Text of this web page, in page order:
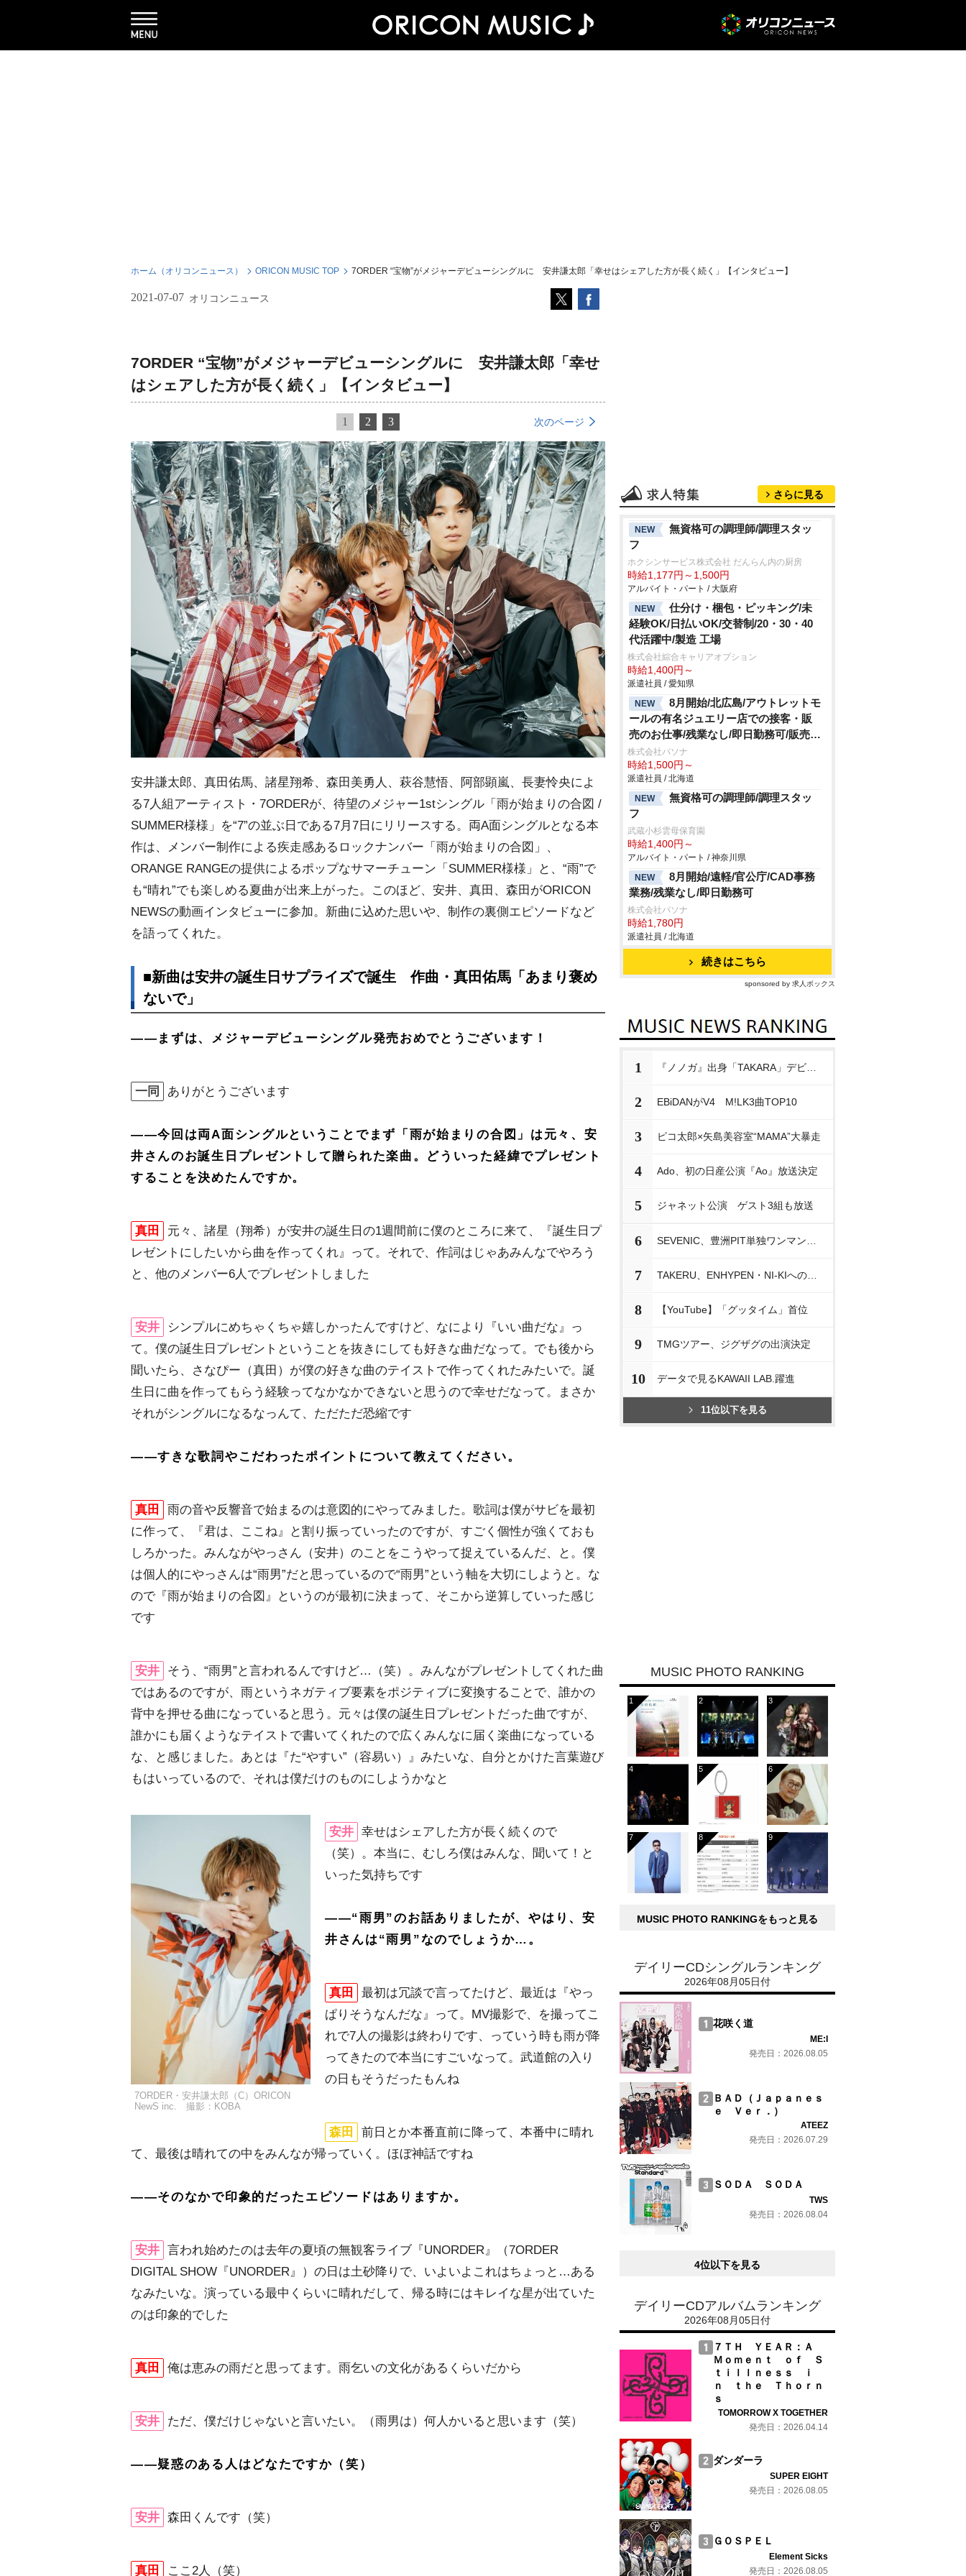
ホーム（オリコンニュース） ORICON MUSIC TOP 7ORDER “宝物”がメジャーデビューシングルに 安井謙太郎「幸せはシェアした方が長く続く」【インタビュー】
2021-07-07 オリコンニュース
7ORDER “宝物”がメジャーデビューシングルに 安井謙太郎「幸せ
はシェアした方が長く続く」【インタビュー】
1 2 3 次のページ
安井謙太郎、真田佑馬、諸星翔希、森田美勇人、萩谷慧悟、阿部顕嵐、長妻怜央によ
る7人組アーティスト・7ORDERが、待望のメジャー1stシングル「雨が始まりの合図 /
SUMMER様様」を“7”の並ぶ日である7月7日にリリースする。両A面シングルとなる本
作は、メンバー制作による疾走感あるロックナンバー「雨が始まりの合図」、
ORANGE RANGEの提供によるポップなサマーチューン「SUMMER様様」と、“雨”で
も“晴れ”でも楽しめる夏曲が出来上がった。このほど、安井、真田、森田がORICON
NEWSの動画インタビューに参加。新曲に込めた思いや、制作の裏側エピソードなど
を語ってくれた。
■新曲は安井の誕生日サプライズで誕生 作曲・真田佑馬「あまり褒め
ないで」
――まずは、メジャーデビューシングル発売おめでとうございます！
一同 ありがとうございます
――今回は両A面シングルということでまず「雨が始まりの合図」は元々、安
井さんのお誕生日プレゼントして贈られた楽曲。どういった経緯でプレゼント
することを決めたんですか。
真田
元々、諸星（翔希）が安井の誕生日の1週間前に僕のところに来て、『誕生日プ
レゼントにしたいから曲を作ってくれ』って。それで、作詞はじゃあみんなでやろう
と、他のメンバー6人でプレゼントしました
安井
シンプルにめちゃくちゃ嬉しかったんですけど、なにより『いい曲だな』っ
て。僕の誕生日プレゼントということを抜きにしても好きな曲だなって。でも後から
聞いたら、さなぴー（真田）が僕の好きな曲のテイストで作ってくれたみたいで。誕
生日に曲を作ってもらう経験ってなかなかできないと思うので幸せだなって。まさか
それがシングルになるなっんて、ただただ恐縮です
――すきな歌詞やこだわったポイントについて教えてください。
真田
雨の音や反響音で始まるのは意図的にやってみました。歌詞は僕がサビを最初
に作って、『君は、ここね』と割り振っていったのですが、すごく個性が強くておも
しろかった。みんながやっさん（安井）のことをこうやって捉えているんだ、と。僕
は個人的にやっさんは“雨男”だと思っているので“雨男”という軸を大切にしようと。な
ので『雨が始まりの合図』というのが最初に決まって、そこから逆算していった感じ
です
安井
そう、“雨男”と言われるんですけど…（笑）。みんながプレゼントしてくれた曲
ではあるのですが、雨というネガティブ要素をポジティブに変換することで、誰かの
背中を押せる曲になっていると思う。元々は僕の誕生日プレゼントだった曲ですが、
誰かにも届くようなテイストで書いてくれたので広くみんなに届く楽曲になっている
な、と感じました。あとは『た“やすい”（容易い）』みたいな、自分とかけた言葉遊び
もはいっているので、それは僕だけのものにしようかなと
7ORDER・安井謙太郎（C）ORICON
NewS inc. 撮影：KOBA
安井 幸せはシェアした方が長く続くので
（笑）。本当に、むしろ僕はみんな、聞いて！と
いった気持ちです
――“雨男”のお話ありましたが、やはり、安
井さんは“雨男”なのでしょうか…。
真田
最初は冗談で言ってたけど、最近は『やっ
ぱりそうなんだな』って。MV撮影で、を撮ってこ
れで7人の撮影は終わりです、っていう時も雨が降
ってきたので本当にすごいなって。武道館の入り
の日もそうだったもんね
森田
前日とか本番直前に降って、本番中に晴れ
て、最後は晴れての中をみんなが帰っていく。ほぼ神話ですね
――そのなかで印象的だったエピソードはありますか。
安井 言われ始めたのは去年の夏頃の無観客ライブ『UNORDER』（7ORDER
DIGITAL SHOW『UNORDER』）の日は土砂降りで、いよいよこれはちょっと…ある
なみたいな。演っている最中くらいに晴れだして、帰る時にはキレイな星が出ていた
のは印象的でした
真田 俺は恵みの雨だと思ってます。雨乞いの文化があるくらいだから
安井 ただ、僕だけじゃないと言いたい。（雨男は）何人かいると思います（笑）
――疑惑のある人はどなたですか（笑）
安井 森田くんです（笑）
真田 ここ2人（笑）
さらに見る
NEW
無資格可の調理師/調理スタッ
フ
ホクシンサービス株式会社 だんらん内の厨房
時給1,177円～1,500円
アルバイト・パート / 大阪府
NEW
仕分け・梱包・ピッキング/未
経験OK/日払いOK/交替制/20・30・40
代活躍中/製造 工場
株式会社綜合キャリアオプション
時給1,400円～
派遣社員 / 愛知県
NEW
8月開始/北広島/アウトレットモ
ールの有名ジュエリー店での接客・販
売のお仕事/残業なし/即日勤務可/販売ス
タッフ
株式会社パソナ
時給1,500円～
派遣社員 / 北海道
NEW
無資格可の調理師/調理スタッ
フ
武蔵小杉雲母保育園
時給1,400円～
アルバイト・パート / 神奈川県
NEW
8月開始/遠軽/官公庁/CAD事務
業務/残業なし/即日勤務可
株式会社パソナ
時給1,780円
派遣社員 / 北海道
続きはこちら
sponsored by 求人ボックス
1
2 EBiDANがV4 M!LK3曲TOP10
3 ピコ太郎×矢島美容室“MAMA”大暴走
4 Ado、初の日産公演『Ao』放送決定
5 ジャネット公演 ゲスト3組も放送
6
7
8 【YouTube】「グッタイム」首位
9 TMGツアー、ジグザグの出演決定
10 データで見るKAWAII LAB.躍進
11位以下を見る
MUSIC PHOTO RANKING
MUSIC PHOTO RANKINGをもっと見る
デイリーCDシングルランキング
2026年08月05日付
花咲く道
ME:I
発売日：2026.08.05
ＢＡＤ（Ｊａｐａｎｅｓ
ｅ Ｖｅｒ．）
ATEEZ
発売日：2026.07.29
ＳＯＤＡ ＳＯＤＡ
TWS
発売日：2026.08.04
4位以下を見る
デイリーCDアルバムランキング
2026年08月05日付
７ＴＨ ＹＥＡＲ：Ａ
Ｍｏｍｅｎｔ ｏｆ Ｓ
ｔｉｌｌｎｅｓｓ ｉ
ｎ ｔｈｅ Ｔｈｏｒｎ
ｓ
TOMORROW X TOGETHER
発売日：2026.04.14
ダンダーラ
SUPER EIGHT
発売日：2026.08.05
ＧＯＳＰＥＬ
Element Sicks
発売日：2026.08.05